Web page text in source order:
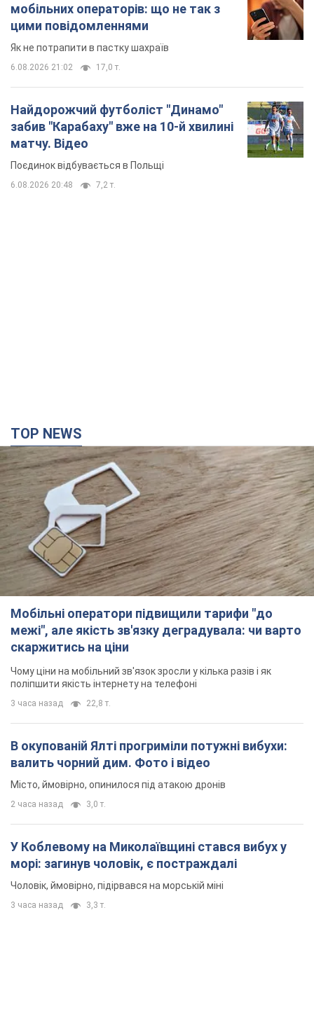
мобільних операторів: що не так з
цими повідомленнями
Як не потрапити в пастку шахраїв
6.08.2026 21:02 17,0 т.
Найдорожчий футболіст "Динамо"
забив "Карабаху" вже на 10-й хвилині
матчу. Відео
Поєдинок відбувається в Польщі
6.08.2026 20:48 7,2 т.
TOP NEWS
Мобільні оператори підвищили тарифи "до
межі", але якість зв'язку деградувала: чи варто
скаржитись на ціни
Чому ціни на мобільний зв'язок зросли у кілька разів і як
поліпшити якість інтернету на телефоні
3 часа назад 22,8 т.
В окупованій Ялті прогриміли потужні вибухи:
валить чорний дим. Фото і відео
Місто, ймовірно, опинилося під атакою дронів
2 часа назад 3,0 т.
У Коблевому на Миколаївщині стався вибух у
морі: загинув чоловік, є постраждалі
Чоловік, ймовірно, підірвався на морській міні
3 часа назад 3,3 т.